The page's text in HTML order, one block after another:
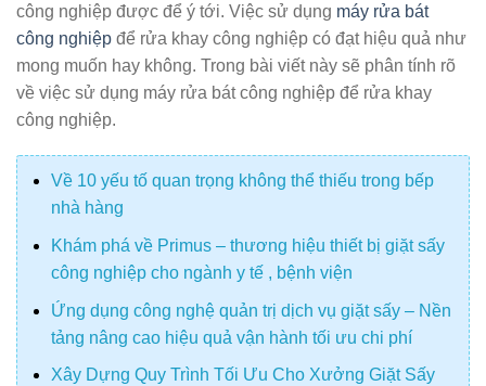
công nghiệp được để ý tới. Việc sử dụng máy rửa bát
công nghiệp để rửa khay công nghiệp có đạt hiệu quả như
mong muốn hay không. Trong bài viết này sẽ phân tính rõ
về việc sử dụng máy rửa bát công nghiệp để rửa khay
công nghiệp.
Về 10 yếu tố quan trọng không thể thiếu trong bếp
nhà hàng
Khám phá về Primus – thương hiệu thiết bị giặt sấy
công nghiệp cho ngành y tế , bệnh viện
Ứng dụng công nghệ quản trị dịch vụ giặt sấy – Nền
tảng nâng cao hiệu quả vận hành tối ưu chi phí
Xây Dựng Quy Trình Tối Ưu Cho Xưởng Giặt Sấy